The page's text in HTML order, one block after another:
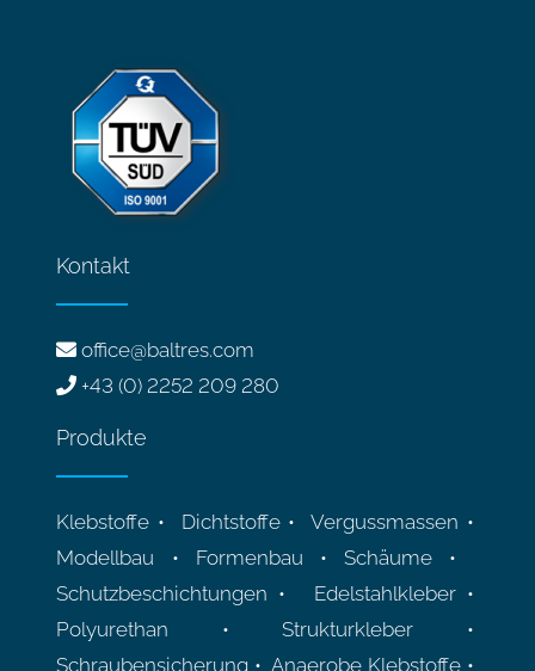
Kontakt
office@baltres.com
+43 (0) 2252 209 280
Produkte
Klebstoffe • Dichtstoffe • Vergussmassen •
Modellbau • Formenbau • Schäume •
Schutzbeschichtungen • Edelstahlkleber •
Polyurethan • Strukturkleber •
Schraubensicherung • Anaerobe Klebstoffe •